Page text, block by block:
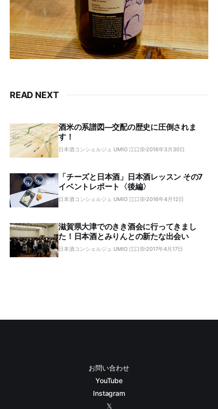
READ NEXT
酒米の系譜図―交配の歴史に圧倒されま
す！
日本酒コンシェルジュ UMIO 江口崇 2016年3月30日
「チーズと日本酒」日本酒レッスン その7
イベントレポート〈後編〉
日本酒コンシェルジュ UMIO 江口崇 2016年4月12日
滋賀県大津でのきき酒会に行ってきまし
た！日本酒とみりんとの新たな出会い
日本酒コンシェルジュ UMIO 江口崇 2017年4月17日
お問い合わせ
YouTube
Instagram
𝕏